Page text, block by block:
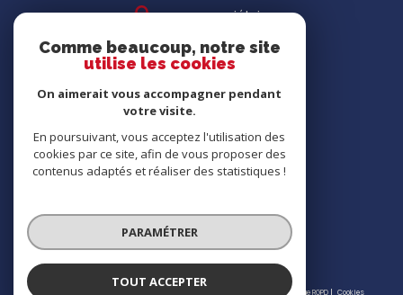
espace propriétaire
Nous
© 2026 | Tous droits réservés | Traduction powered by Google |
Politique RGPD Cookies
Comme beaucoup, notre site
utilise les cookies
On aimerait vous accompagner pendant
votre visite.
En poursuivant, vous acceptez l'utilisation des
cookies par ce site, afin de vous proposer des
contenus adaptés et réaliser des statistiques !
PARAMÉTRER
TOUT ACCEPTER